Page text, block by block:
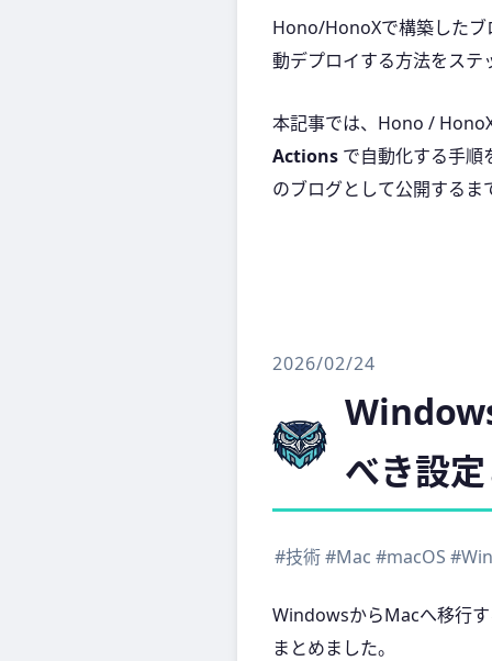
Hono/HonoXで構築した
動デプロイする方法をステ
本記事では、Hono /
Actions で自動化する手順
のブログとして公開するま
2026/02/24
べき設
#技術#Mac #macOS
WindowsからMacへ移行
まとめました。